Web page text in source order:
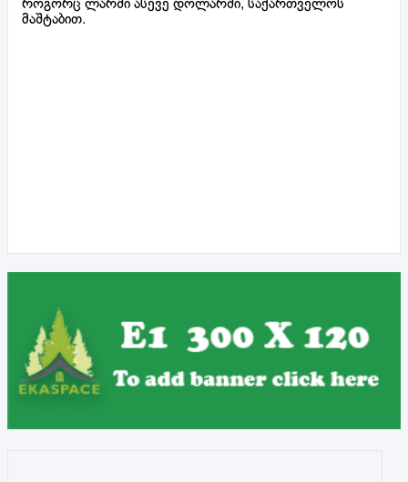
როგორც ლარში ასევე დოლარში, საქართველოს
მაშტაბით.